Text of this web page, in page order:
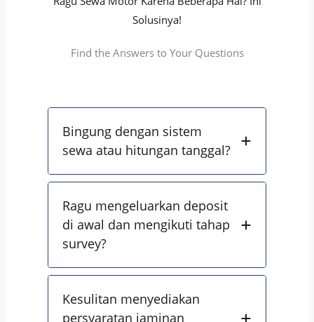
Solusinya!
Find the Answers to Your Questions
Bingung dengan sistem
sewa atau hitungan tanggal?
Ragu mengeluarkan deposit
di awal dan mengikuti tahap
survey?
Kesulitan menyediakan
persyaratan jaminan